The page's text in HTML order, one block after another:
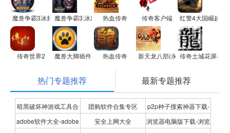
魔兽争霸3冰封王座修改器
魔兽争霸3:冰封王座热血传奇 传奇客户端 红警4大国崛起
传奇世界2 魔兽大脚插件 热血传奇 新天龙八部(永恒经典版)
传奇土城花屏补丁
热门专题推荐 最新专题推荐
暗黑破坏神游戏工具合
集
团购软件合集专区
p2p种子搜索神器下载-
P2P种子搜索神器专题
adobe软件大全-adobe
安全上网大全
浏览器电脑版下载-浏览